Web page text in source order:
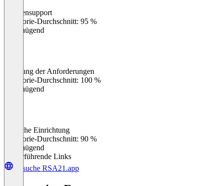
Kundensupport
Kategorie-Durchschnitt: 95 %
Ungenügend
Erfüllung der Anforderungen
Kategorie-Durchschnitt: 100 %
Ungenügend
Einfache Einrichtung
Kategorie-Durchschnitt: 90 %
Ungenügend
Weiterführende Links
Besuche RSA21.app